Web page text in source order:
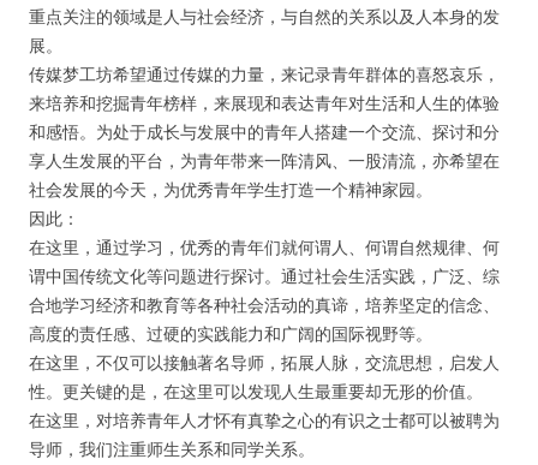
品牌的力量
重点关注的领域是人与社会经济，与自然的关系以及人本身的发
展。
传媒梦工坊希望通过传媒的力量，来记录青年群体的喜怒哀乐，
来培养和挖掘青年榜样，来展现和表达青年对生活和人生的体验
和感悟。为处于成长与发展中的青年人搭建一个交流、探讨和分
享人生发展的平台，为青年带来一阵清风、一股清流，亦希望在
社会发展的今天，为优秀青年学生打造一个精神家园。
因此：
在这里，通过学习，优秀的青年们就何谓人、何谓自然规律、何
谓中国传统文化等问题进行探讨。通过社会生活实践，广泛、综
合地学习经济和教育等各种社会活动的真谛，培养坚定的信念、
高度的责任感、过硬的实践能力和广阔的国际视野等。
在这里，不仅可以接触著名导师，拓展人脉，交流思想，启发人
性。更关键的是，在这里可以发现人生最重要却无形的价值。
在这里，对培养青年人才怀有真挚之心的有识之士都可以被聘为
导师，我们注重师生关系和同学关系。